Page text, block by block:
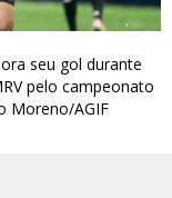
seu gol durante
pelo campeonato
Moreno/AGIF